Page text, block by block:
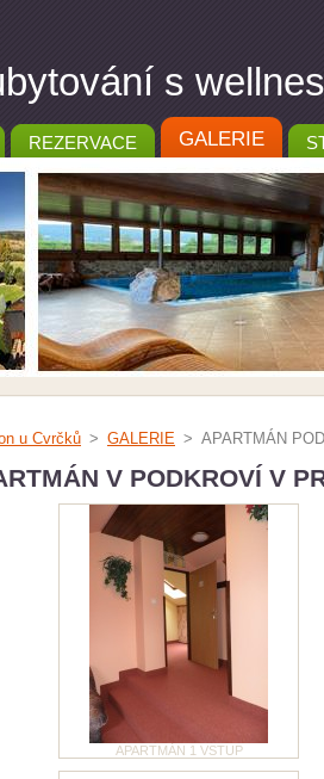
s
REZERVACE GALERIE
u Cvrčků > GALERIE > APARTMÁN
V PODKROVÍ V
APARTMÁN 1 VSTUP